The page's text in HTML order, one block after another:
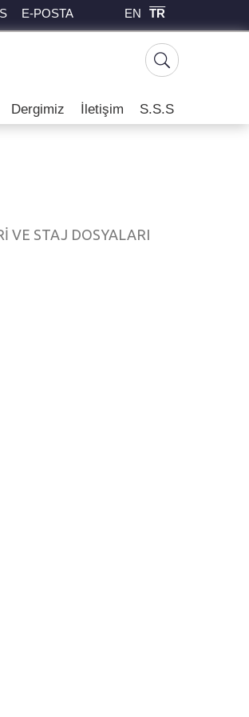
E-POSTA EN TR
Dergimiz İletişim S.S.S
VE STAJ DOSYALARI